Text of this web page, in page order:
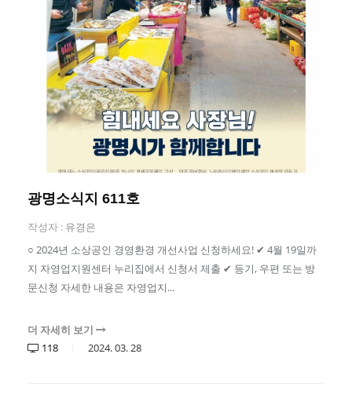
광명소식지 611호
작성자 : 유경은
○ 2024년 소상공인 경영환경 개선사업 신청하세요! ✔ 4월 19일까
지 자영업지원센터 누리집에서 신청서 제출 ✔ 등기, 우편 또는 방
문신청 자세한 내용은 자영업지...
더 자세히 보기
118
2024.03.28